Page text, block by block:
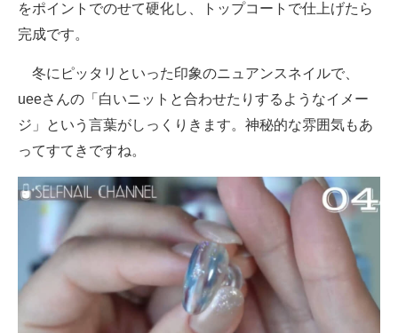
をポイントでのせて硬化し、トップコートで仕上げたら
完成です。
冬にピッタリといった印象のニュアンスネイルで、
ueeさんの「白いニットと合わせたりするようなイメー
ジ」という言葉がしっくりきます。神秘的な雰囲気もあ
ってすてきですね。